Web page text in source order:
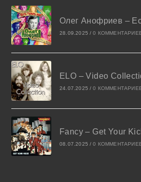
Олег Анофриев –
28.09.2025 / 0
ELO – Video
24.07.2025 / 0
Fancy – Get Your
08.07.2025 / 0